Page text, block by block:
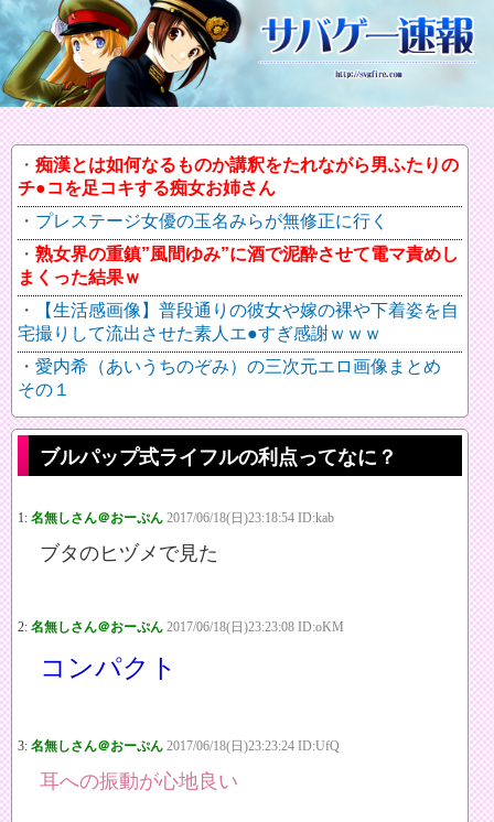
痴漢とは如何なるものか講釈をたれながら男ふたりの
チ●コを足コキする痴女お姉さん
プレステージ女優の玉名みらが無修正に行く
熟女界の重鎮”風間ゆみ”に酒で泥酔させて電マ責めし
まくった結果ｗ
【生活感画像】普段通りの彼女や嫁の裸や下着姿を自
宅撮りして流出させた素人エ●すぎ感謝ｗｗｗ
愛内希（あいうちのぞみ）の三次元エロ画像まとめ
その１
ブルパップ式ライフルの利点ってなに？
1: 名無しさん＠おーぷん 2017/06/18(日)23:18:54 ID:kab
ブタのヒヅメで見た
2: 名無しさん＠おーぷん 2017/06/18(日)23:23:08 ID:oKM
コンパクト
3: 名無しさん＠おーぷん 2017/06/18(日)23:23:24 ID:UfQ
耳への振動が心地良い